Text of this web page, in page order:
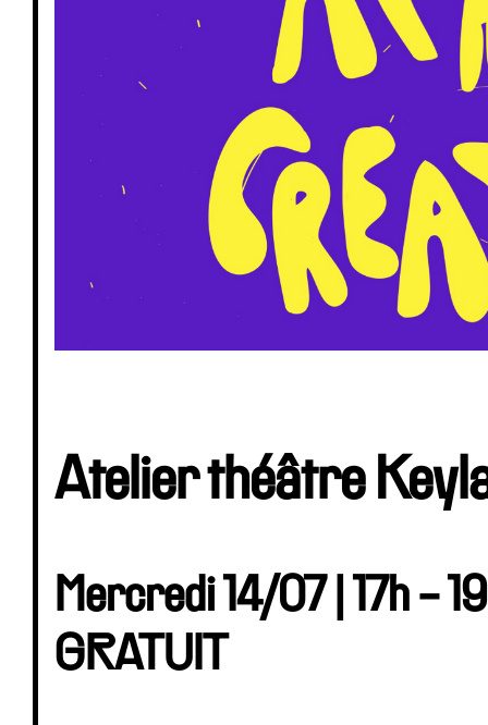
Atelier théâtre
Mercredi 14/07 | 17h -
GRATUIT